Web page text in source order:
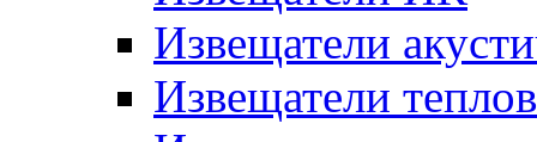
Извещатели
Извещатели